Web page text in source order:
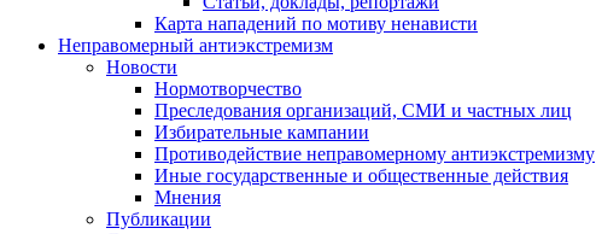
Карта нападений по мотиву ненависти
Неправомерный антиэкстремизм
Новости
Нормотворчество
Преследования организаций, СМИ и частных лиц
Избирательные кампании
Противодействие неправомерному антиэкстремизму
Иные государственные и общественные действия
Мнения
Публикации